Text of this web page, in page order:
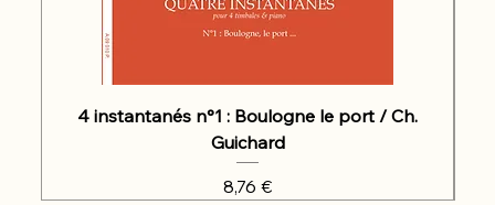
4 instantanés n°1 : Boulogne le port / Ch.
Guichard
Prix
8,76 €